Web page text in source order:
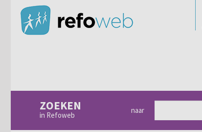
ZOEKEN
in Refoweb
naar